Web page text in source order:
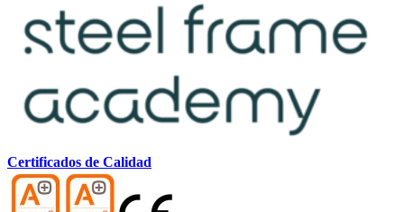
Certificados de Calidad